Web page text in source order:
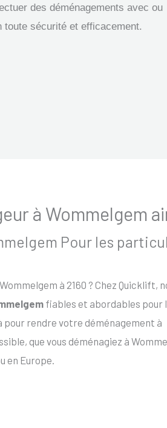
des déménagements avec ou
sécurité et efficacement.
à Wommelgem
Pour les
à 2160 ? Chez Quicklift,
fiables et abordables pour
rendre votre déménagement à
que vous déménagiez à
en Europe.